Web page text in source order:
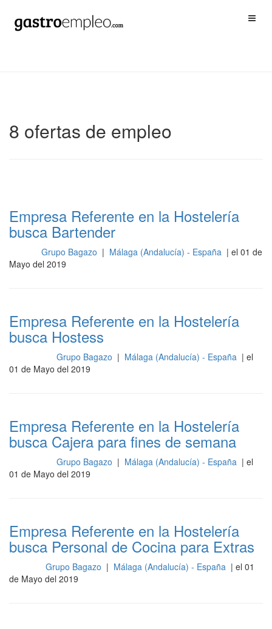
8 ofertas de empleo
Empresa Referente en la Hostelería
busca Bartender
Grupo Bagazo | Málaga (Andalucía) - España | el 01 de
Mayo del 2019
Empresa Referente en la Hostelería
busca Hostess
Grupo Bagazo | Málaga (Andalucía) - España | el
01 de Mayo del 2019
Empresa Referente en la Hostelería
busca Cajera para fines de semana
Grupo Bagazo | Málaga (Andalucía) - España | el
01 de Mayo del 2019
Empresa Referente en la Hostelería
busca Personal de Cocina para Extras
Grupo Bagazo | Málaga (Andalucía) - España | el 01
de Mayo del 2019